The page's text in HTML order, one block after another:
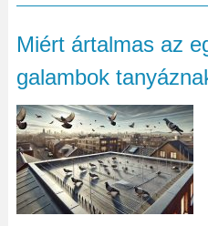
Miért ártalmas az
galambok